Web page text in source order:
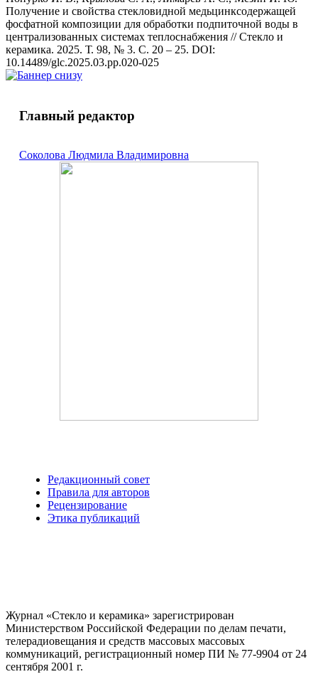
Получение и свойства стекловидной медьцинксодержащей
фосфатной композиции для обработки подпиточной воды в
централизованных системах теплоснабжения // Стекло и
керамика. 2025. Т. 98, № 3. С. 20 – 25. DOI:
10.14489/glc.2025.03.pp.020-025
Главный редактор
Соколова Людмила Владимировна
Редакционный совет
Правила для авторов
Рецензирование
Этика публикаций
Журнал «Стекло и керамика» зарегистрирован
Министерством Российской Федерации по делам печати,
телерадиовещания и средств массовых массовых
коммуникаций, регистрационный номер ПИ № 77-9904 от 24
сентября 2001 г.